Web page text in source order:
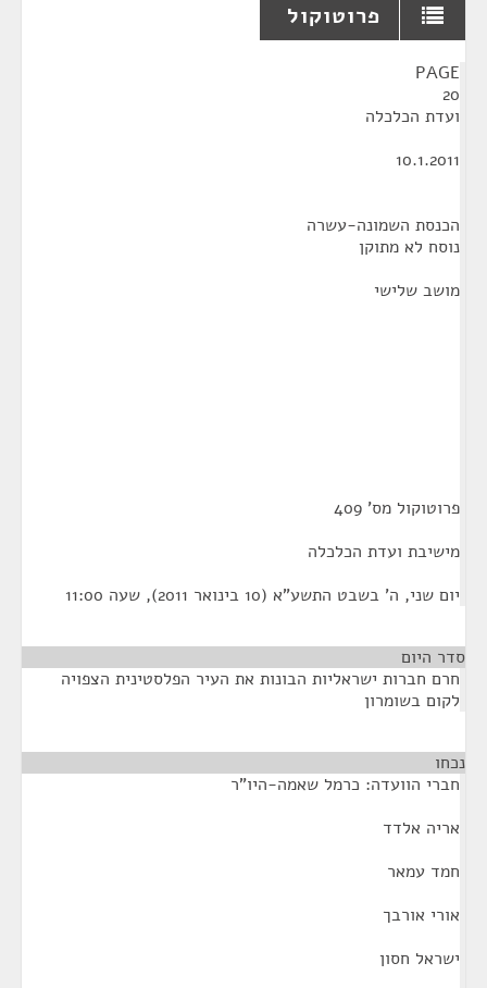
פרוטוקול
PAGE
20
ועדת הכלכלה
10.1.2011
הכנסת השמונה-עשרה
נוסח לא מתוקן
מושב שלישי
פרוטוקול מס' 409
מישיבת ועדת הכלכלה
יום שני, ה' בשבט התשע"א (10 בינואר 2011), שעה 11:00
סדר היום
חרם חברות ישראליות הבונות את העיר הפלסטינית הצפויה
לקום בשומרון
נכחו
חברי הוועדה: כרמל שאמה-היו"ר
אריה אלדד
חמד עמאר
אורי אורבך
ישראל חסון